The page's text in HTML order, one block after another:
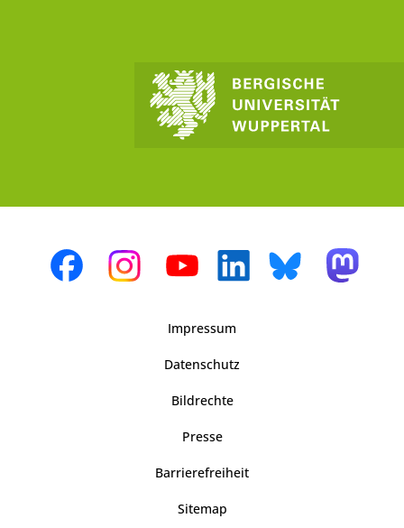
Impressum
Datenschutz
Bildrechte
Presse
Barrierefreiheit
Sitemap